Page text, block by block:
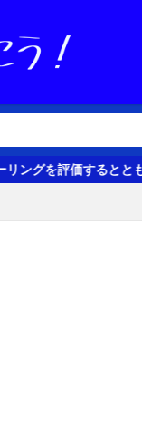
もに、ちょっとだ